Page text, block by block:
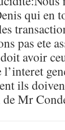
qui en
pas ete
avoir
ils
Mr